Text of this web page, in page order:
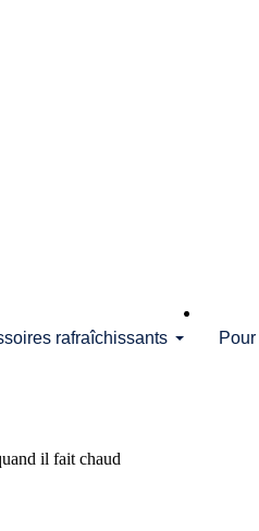
rafraîchissants
il fait chaud